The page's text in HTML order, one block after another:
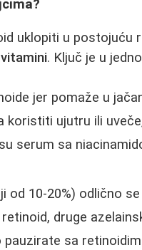
uklopiti u postojuću
. Ključ je u
jer pomaže u
koristiti ujutru ili
serum sa
od 10-20%) odlično
druge
sa